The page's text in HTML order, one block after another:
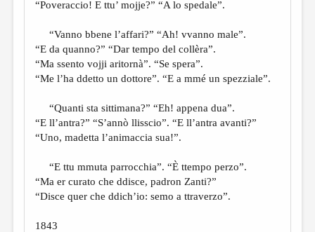
“Poveraccio! E ttu’ mojje?” “A lo spedale”.
“Vanno bbene l’affari?” “Ah! vvanno male”.
“E da quanno?” “Dar tempo del collèra”.
“Ma ssento vojji aritornà”. “Se spera”.
“Me l’ha ddetto un dottore”. “E a mmé un spezziale”.
“Quanti sta sittimana?” “Eh! appena dua”.
“E ll’antra?” “S’annò llisscio”. “E ll’antra avanti?”
“Uno, madetta l’animaccia sua!”.
“E ttu mmuta parrocchia”. “È ttempo perzo”.
“Ma er curato che ddisce, padron Zanti?”
“Disce quer che ddich’io: semo a ttraverzo”.
1843